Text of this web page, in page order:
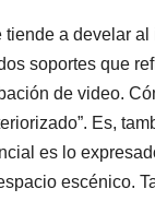
a develar
soportes que
de video.
Es,
es lo
escénico.